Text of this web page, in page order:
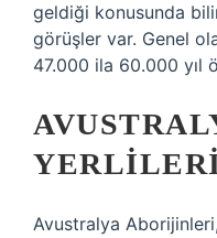
geldiği konusunda
görüşler var. Genel
47.000 ila 60.000 yıl
Avustralya